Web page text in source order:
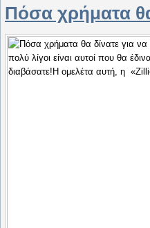
Πόσα χρήματα